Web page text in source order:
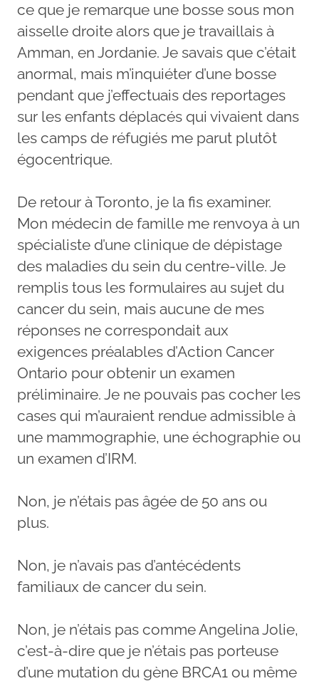
ce que je remarque une bosse sous mon
aisselle droite alors que je travaillais à
Amman, en Jordanie. Je savais que c’était
anormal, mais m’inquiéter d’une bosse
pendant que j’effectuais des reportages
sur les enfants déplacés qui vivaient dans
les camps de réfugiés me parut plutôt
égocentrique.
De retour à Toronto, je la fis examiner.
Mon médecin de famille me renvoya à un
spécialiste d’une clinique de dépistage
des maladies du sein du centre-ville. Je
remplis tous les formulaires au sujet du
cancer du sein, mais aucune de mes
réponses ne correspondait aux
exigences préalables d’Action Cancer
Ontario pour obtenir un examen
préliminaire. Je ne pouvais pas cocher les
cases qui m’auraient rendue admissible à
une mammographie, une échographie ou
un examen d’IRM.
Non, je n’étais pas âgée de 50 ans ou
plus.
Non, je n’avais pas d’antécédents
familiaux de cancer du sein.
Non, je n’étais pas comme Angelina Jolie,
c’est-à-dire que je n’étais pas porteuse
d’une mutation du gène BRCA1 ou même